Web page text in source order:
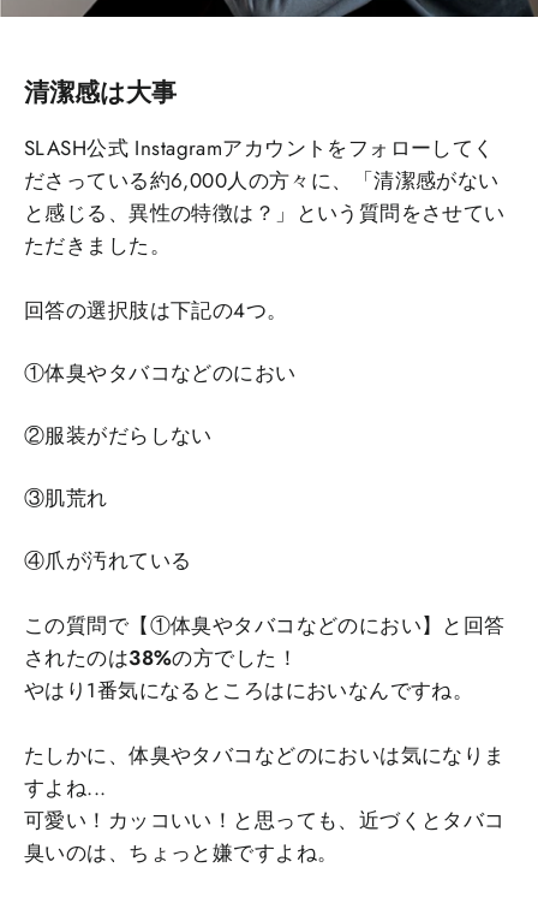
清潔感は大事
SLASH公式 Instagramアカウントをフォローしてく
ださっている約6,000人の方々に、「清潔感がない
と感じる、異性の特徴は？」という質問をさせてい
ただきました。
回答の選択肢は下記の4つ。
①体臭やタバコなどのにおい
②服装がだらしない
③肌荒れ
④爪が汚れている
この質問で【①体臭やタバコなどのにおい】と回答
されたのは38%の方でした！
やはり1番気になるところはにおいなんですね。
たしかに、体臭やタバコなどのにおいは気になりま
すよね...
可愛い！カッコいい！と思っても、近づくとタバコ
臭いのは、ちょっと嫌ですよね。